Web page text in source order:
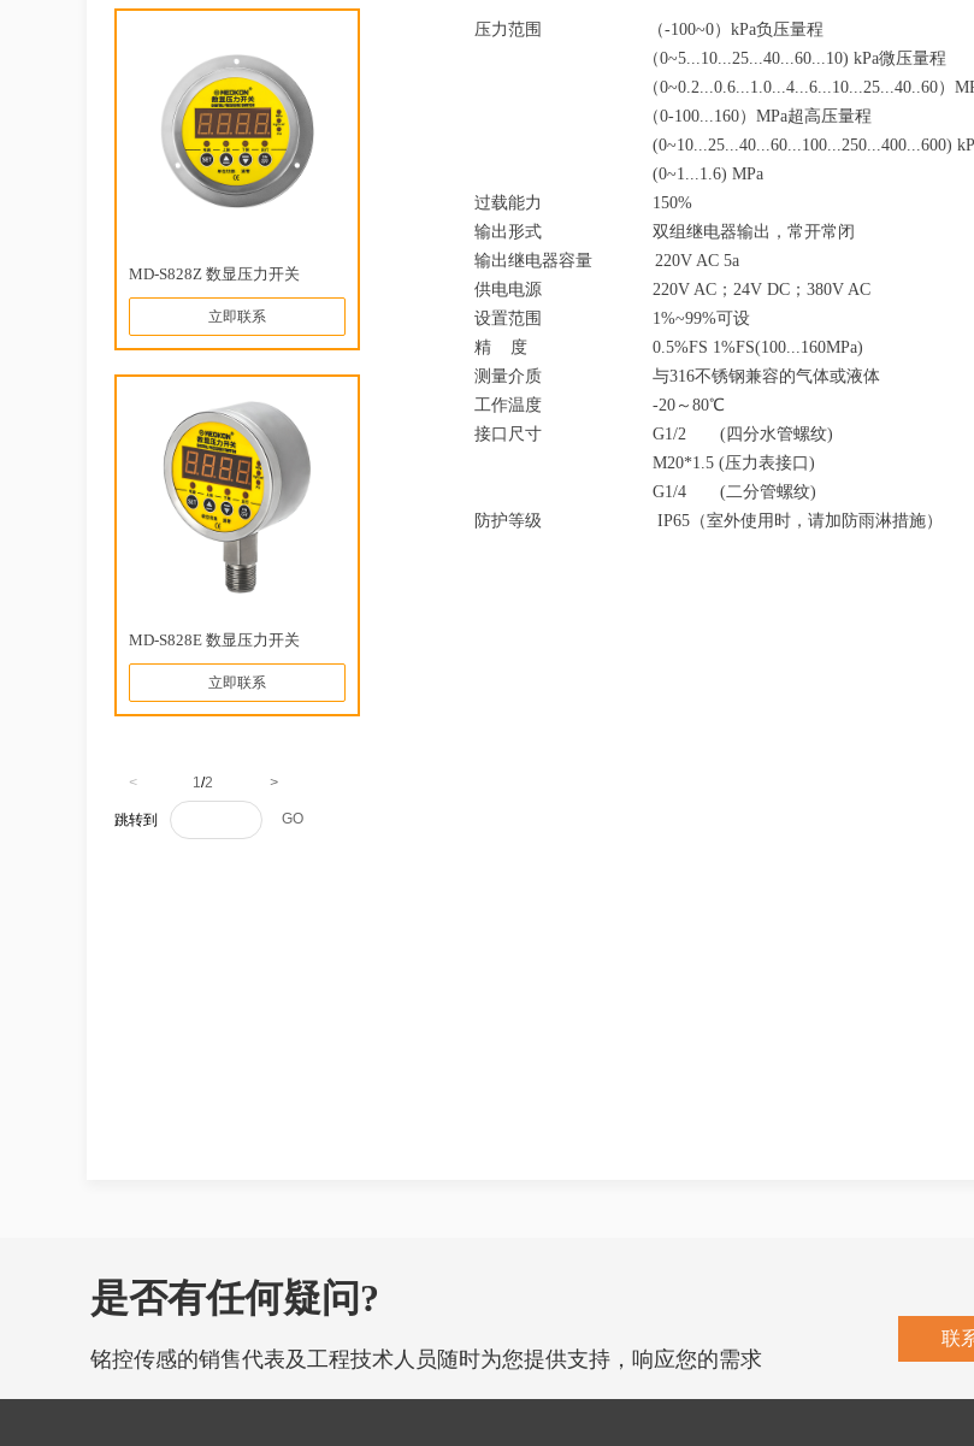
MD-S828Z 数显压力开关
立即联系
MD-S828E 数显压力开关
立即联系
< 1/2 >
跳转到 GO
压力范围 （-100~0）kPa负压量程
（0~5...10...25...40...60...10) kPa微压量程
（0~0.2...0.6...1.0...4...6...10...25...40..60）
（0-100...160）MPa超高压量程
(0~10...25...40...60...100...250...400...600) kPa
(0~1...1.6) MPa
过载能力 150%
输出形式 双组继电器输出，常开常闭
输出继电器容量 220V AC 5a
供电电源 220V AC；24V DC；380V AC
设置范围 1%~99%可设
精 度 0.5%FS 1%FS(100...160MPa)
测量介质 与316不锈钢兼容的气体或液体
工作温度 -20～80℃
接口尺寸 G1/2 (四分水管螺纹)
M20*1.5 (压力表接口)
G1/4 (二分管螺纹)
防护等级 IP65（室外使用时，请加防雨淋措施）
是否有任何疑问?
铭控传感的销售代表及工程技术人员随时为您提供支持，响应您的需求
联